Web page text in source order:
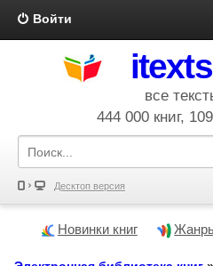
Войти
все
444 000 книг,
Десктоп версия
Новинки книг